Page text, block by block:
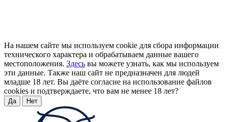
На нашем сайте мы используем cookie для сбора информации
технического характера и обрабатываем данные вашего
местоположения. Здесь вы можете узнать, как мы используем
эти данные. Также наш сайт не предназначен для людей
младше 18 лет. Вы даёте согласие на использование файлов
cookies и подтверждаете, что вам не менее 18 лет?
Да Нет